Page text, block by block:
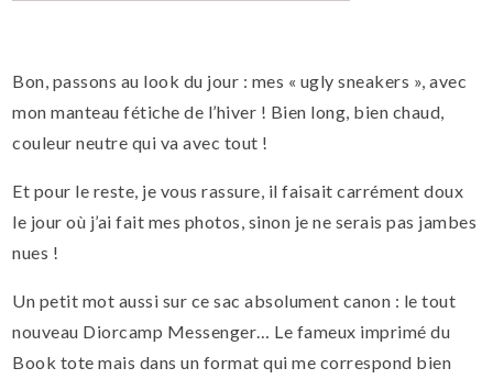
Bon, passons au look du jour : mes « ugly sneakers », avec
mon manteau fétiche de l’hiver ! Bien long, bien chaud,
couleur neutre qui va avec tout !
Et pour le reste, je vous rassure, il faisait carrément doux
le jour où j’ai fait mes photos, sinon je ne serais pas jambes
nues !
Un petit mot aussi sur ce sac absolument canon : le tout
nouveau Diorcamp Messenger… Le fameux imprimé du
Book tote mais dans un format qui me correspond bien